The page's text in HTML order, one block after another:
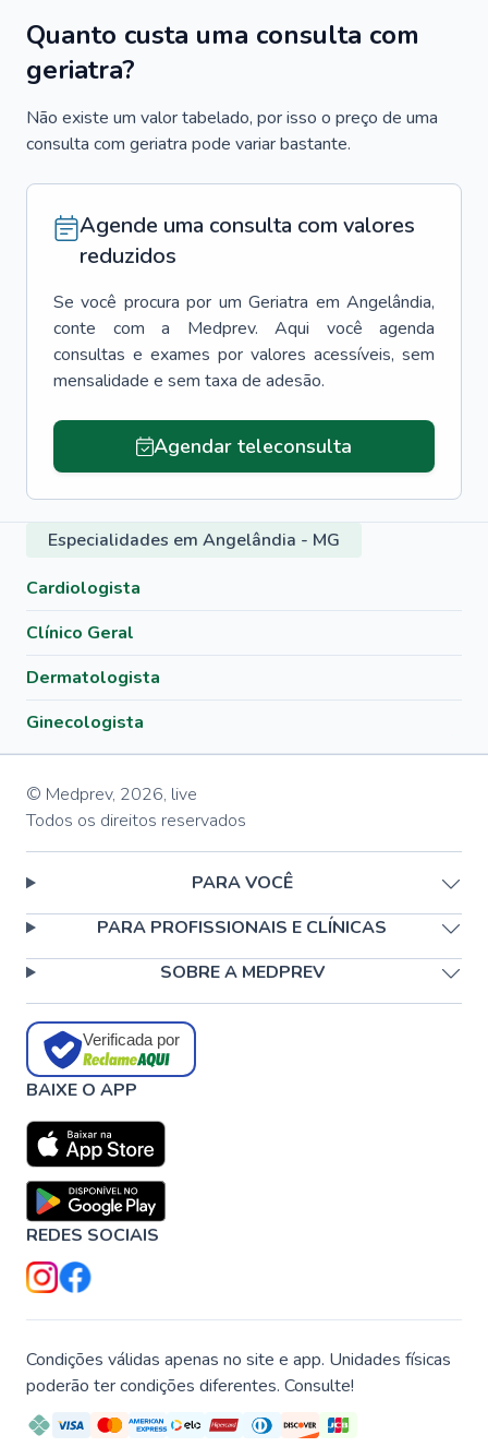
Quanto custa uma consulta com
geriatra?
Não existe um valor tabelado, por isso o preço de uma
consulta com geriatra pode variar bastante.
Agende uma consulta com valores
reduzidos
Se você procura por um Geriatra em Angelândia,
conte com a Medprev. Aqui você agenda
consultas e exames por valores acessíveis, sem
mensalidade e sem taxa de adesão.
Agendar teleconsulta
Especialidades em Angelândia - MG
Cardiologista
Clínico Geral
Dermatologista
Ginecologista
© Medprev, 2026, live
Todos os direitos reservados
PARA VOCÊ
PARA PROFISSIONAIS E CLÍNICAS
SOBRE A MEDPREV
Verificada por
BAIXE O APP
REDES SOCIAIS
Condições válidas apenas no site e app. Unidades físicas
poderão ter condições diferentes. Consulte!